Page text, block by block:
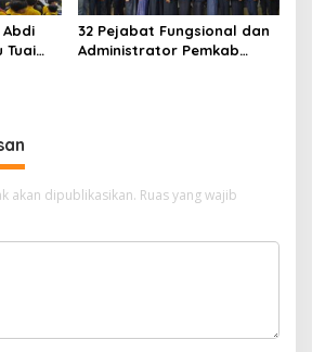
Tuai
32 Pejabat Fungsional dan
Administrator Pemkab
akan dipublikasikan. Ruas yang wajib